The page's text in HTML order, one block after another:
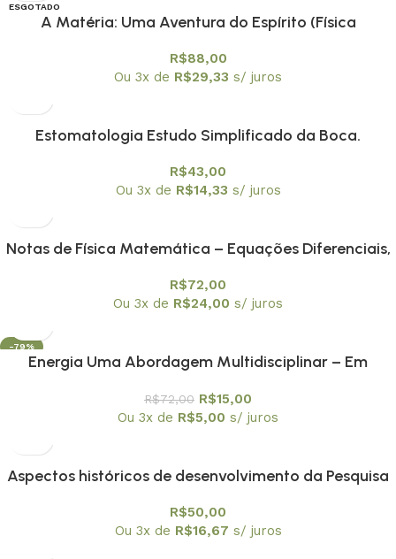
ESGOTADO
A Matéria: Uma Aventura do Espírito (Física
R$88,00
Ou 3x de R$29,33 s/ juros
Estomatologia Estudo Simplificado da Boca.
R$43,00
Ou 3x de R$14,33 s/ juros
Notas de Física Matemática – Equações Diferenciais,
R$72,00
Ou 3x de R$24,00 s/ juros
-79%
Energia Uma Abordagem Multidisciplinar – Em
R$72,00 R$15,00
Ou 3x de R$5,00 s/ juros
Aspectos históricos de desenvolvimento da Pesquisa
R$50,00
Ou 3x de R$16,67 s/ juros